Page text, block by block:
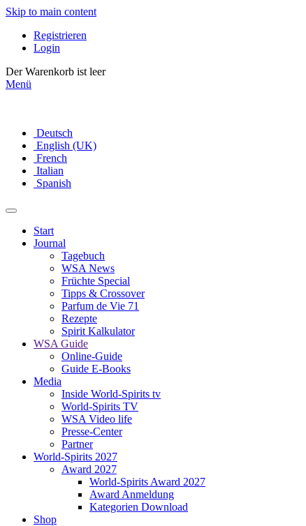
Skip to main content
Registrieren
Login
Der Warenkorb ist leer
Menü
Deutsch
English (UK)
French
Italian
Spanish
Start
Journal
Tagebuch
WSA News
Früchte Special
Tipps & Crossover
Parfum de Vie 71
Rezepte
Spirit Kalkulator
WSA Guide
Online-Guide
Guide E-Books
Media
Inside World-Spirits tv
World-Spirits TV
WSA Video life
Presse-Center
Partner
World-Spirits 2027
Award 2027
World-Spirits Award 2027
Award Anmeldung
Kategorien Download
Shop